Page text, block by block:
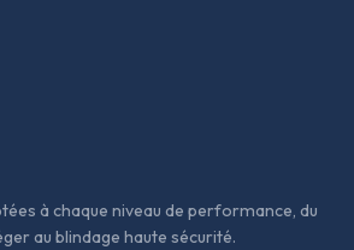
à chaque niveau de performance, du
au blindage haute sécurité.